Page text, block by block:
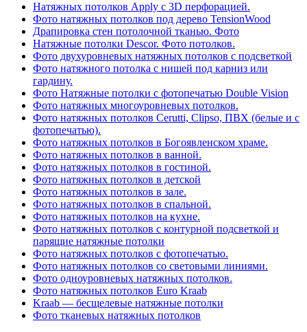
Натяжных потолков Apply с 3D перфорацией.
Фото натяжных потолков под дерево TensionWood
Драпировка стен потолочной тканью. Фото
Натяжные потолки Descor. Фото потолков.
Фото двухуровневых натяжных потолков с подсветкой
Фото натяжного потолка с нишей под карниз или
гардину.
Фото Натяжные потолки с фотопечатью Double Vision
Фото натяжных многоуровневых потолков.
Фото натяжных потолков Cerutti, Clipso, ПВХ (белые и с
фотопечатью).
Фото натяжных потолков в Богоявленском храме.
Фото натяжных потолков в ванной.
Фото натяжных потолков в гостиной.
Фото натяжных потолков в детской
Фото натяжных потолков в зале.
Фото натяжных потолков в спальной.
Фото натяжных потолков на кухне.
Фото натяжных потолков с контурной подсветкой и
парящие натяжные потолки
Фото натяжных потолков с фотопечатью.
Фото натяжных потолков со световыми линиями.
Фото одноуровневых натяжных потолков.
Фото натяжных потолков Euro Kraab
Kraab — бесщелевые натяжные потолки
Фото тканевых натяжных потолков